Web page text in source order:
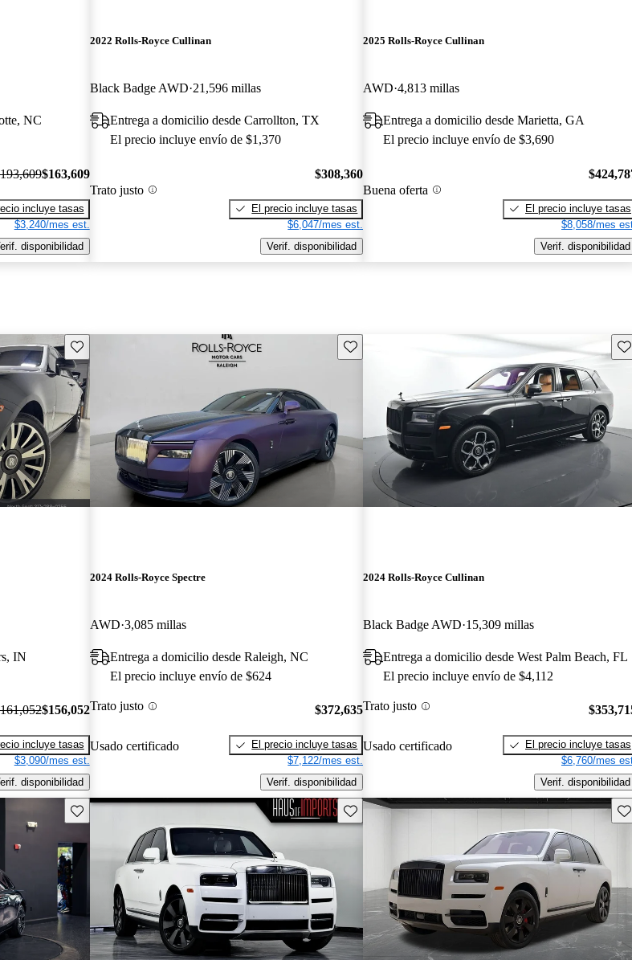
NC
$163,609
incluye tasas
$3,240/mes est.
disponibilidad
2022 Rolls-Royce Cullinan
Black Badge AWD 21,596 millas
Entrega a domicilio desde Carrollton, TX
El precio incluye envío de $1,370
Trato justo
$308,360
El precio incluye tasas
$6,047/mes est.
Verif. disponibilidad
2025 Rolls-Royce Cullinan
AWD 4,813 millas
Entrega a domicilio desde Marietta, GA
El precio incluye envío de $3,690
Buena oferta
El precio incluye tasas
$8,058/mes
Verif. disponibilidad
Guarda este Aviso
IN
$156,052
incluye tasas
$3,090/mes est.
disponibilidad
Guarda este Aviso
2024 Rolls-Royce Spectre
AWD 3,085 millas
Entrega a domicilio desde Raleigh, NC
El precio incluye envío de $624
Trato justo
Usado certificado
$372,635
El precio incluye tasas
$7,122/mes est.
Verif. disponibilidad
2024 Rolls-Royce Cullinan
Black Badge AWD 15,309 millas
Entrega a domicilio desde West Palm Beach, FL
El precio incluye envío de $4,112
Trato justo
Usado certificado
El precio incluye tasas
$6,760/mes
Verif. disponibilidad
Guarda este Aviso Guarda este Aviso